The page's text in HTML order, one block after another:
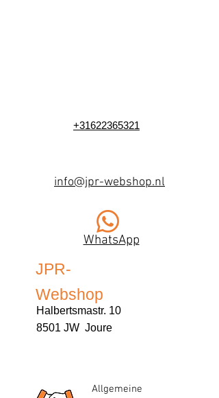
+31622365321
info@jpr-webshop.nl
WhatsApp
JPR-
Webshop
Halbertsmastr. 10
8501 JW Joure
Allgemeine